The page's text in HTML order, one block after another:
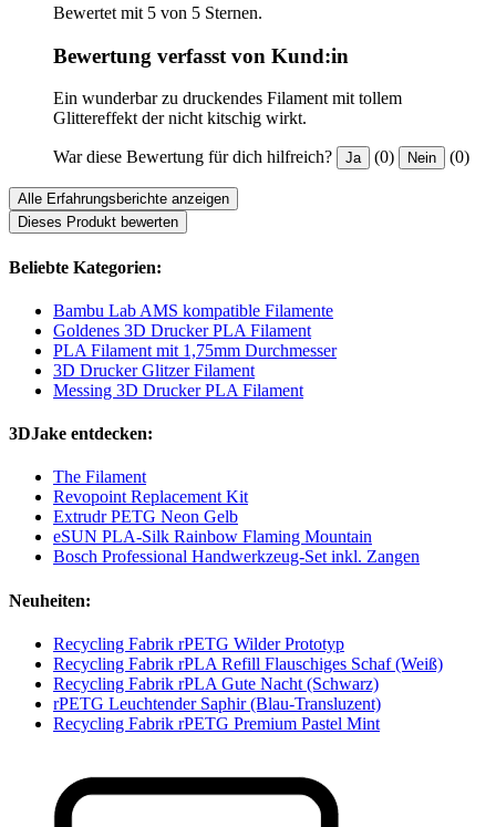
Bewertet mit 5 von 5 Sternen.
Bewertung verfasst von Kund:in
Ein wunderbar zu druckendes Filament mit tollem
Glittereffekt der nicht kitschig wirkt.
War diese Bewertung für dich hilfreich? Ja (0) Nein (0)
Alle Erfahrungsberichte anzeigen
Dieses Produkt bewerten
Beliebte Kategorien:
Bambu Lab AMS kompatible Filamente
Goldenes 3D Drucker PLA Filament
PLA Filament mit 1,75mm Durchmesser
3D Drucker Glitzer Filament
Messing 3D Drucker PLA Filament
3DJake entdecken:
The Filament
Revopoint Replacement Kit
Extrudr PETG Neon Gelb
eSUN PLA-Silk Rainbow Flaming Mountain
Bosch Professional Handwerkzeug-Set inkl. Zangen
Neuheiten:
Recycling Fabrik rPETG Wilder Prototyp
Recycling Fabrik rPLA Refill Flauschiges Schaf (Weiß)
Recycling Fabrik rPLA Gute Nacht (Schwarz)
rPETG Leuchtender Saphir (Blau-Transluzent)
Recycling Fabrik rPETG Premium Pastel Mint